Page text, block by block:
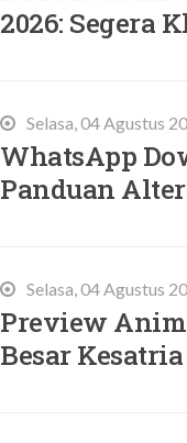
2026: Segera
Selasa, 04 Agustus
WhatsApp
Panduan
Selasa, 04 Agustus
Preview
Besar